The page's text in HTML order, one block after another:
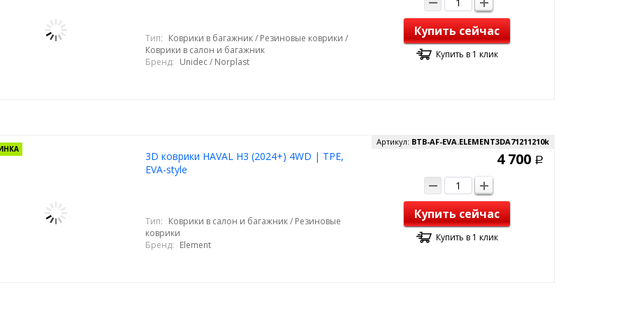
Тип: Коврики в багажник / Резиновые коврики /
Коврики в салон и багажник
Бренд: Unidec / Norplast
Купить сейчас
Купить в 1 клик
3D коврики HAVAL H3 (2024+) 4WD | TPE,
EVA-style
Артикул: BTB-AF-EVA.ELEMENT3DA71211210k
Тип: Коврики в салон и багажник / Резиновые
коврики
Бренд: Element
4 700 Р
Купить сейчас
Купить в 1 клик